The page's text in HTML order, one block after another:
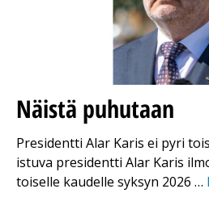
Näistä puhutaan
Presidentti Alar Karis ei pyri
istuva presidentti Alar Karis
toiselle kaudelle syksyn 2026 …